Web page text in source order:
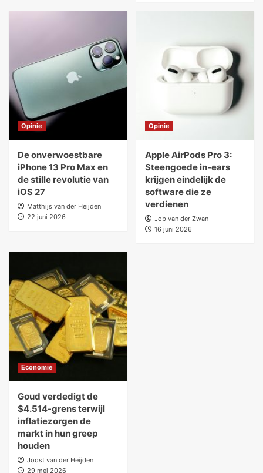
Opinie
De onverwoestbare
iPhone 13 Pro Max en
de stille revolutie van
iOS 27
Matthijs van der Heijden
22 juni 2026
Opinie
Apple AirPods Pro 3:
Steengoede in-ears
krijgen eindelijk de
software die ze
verdienen
Job van der Zwan
16 juni 2026
Economie
Goud verdedigt de
$4.514-grens terwijl
inflatiezorgen de
markt in hun greep
houden
Joost van der Heijden
29 mei 2026